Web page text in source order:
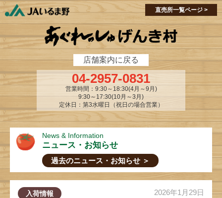
single-market.php
single-market.php
直売所一覧ページ >
店舗案内に戻る
04-2957-0831
営業時間：9:30～18:30(4月～9月)
9:30～17:30(10月～3月)
定休日：第3水曜日（祝日の場合営業）
News & Information
ニュース・お知らせ
過去のニュース・お知らせ ＞
入荷情報 2026年1月29日